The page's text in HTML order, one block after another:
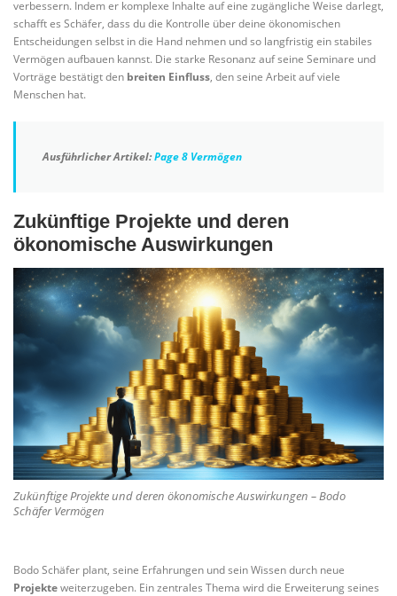
verbessern. Indem er komplexe Inhalte auf eine zugängliche Weise darlegt,
schafft es Schäfer, dass du die Kontrolle über deine ökonomischen
Entscheidungen selbst in die Hand nehmen und so langfristig ein stabiles
Vermögen aufbauen kannst. Die starke Resonanz auf seine Seminare und
Vorträge bestätigt den breiten Einfluss, den seine Arbeit auf viele
Menschen hat.
Ausführlicher Artikel:Page 8 Vermögen
Zukünftige Projekte und deren
ökonomische Auswirkungen
Zukünftige Projekte und deren ökonomische Auswirkungen – Bodo
Schäfer Vermögen
Bodo Schäfer plant, seine Erfahrungen und sein Wissen durch neue
Projekteweiterzugeben. Ein zentrales Thema wird die Erweiterung seines